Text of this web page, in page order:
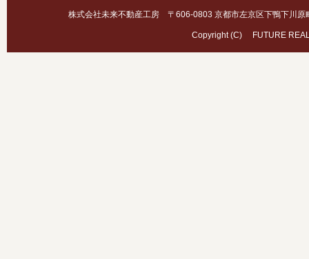
株式会社未来不動産工房 〒606-0803 京都市左京区下鴨下
Copyright (C) FUTURE